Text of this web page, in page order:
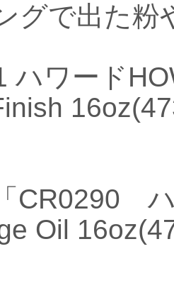
グで出た粉
ハワード
CR0290
Oil